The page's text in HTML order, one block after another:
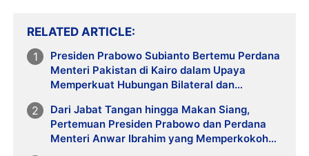
RELATED ARTICLE
Presiden Prabowo Subianto Bertemu Perdana
Menteri Pakistan di Kairo dalam Upaya
Memperkuat Hubungan Bilateral dan
Menguntungkan untuk Meningkatkan
Kesejahteraan Rakyat Indonesia
Dari Jabat Tangan hingga Makan Siang,
Pertemuan Presiden Prabowo dan Perdana
Menteri Anwar Ibrahim yang Memperkokoh